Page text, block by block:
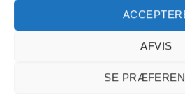
AFVIS
SE